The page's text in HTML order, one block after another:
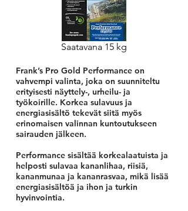
Saatavana 15 kg
Frank’s Pro Gold Performance on
vahvempi valinta, joka on suunniteltu
erityisesti näyttely-, urheilu- ja
työkoirille. Korkea sulavuus ja
energiasisältö tekevät siitä myös
erinomaisen valinnan kuntoutukseen
sairauden jälkeen.
Performance sisältää korkealaatuista ja
helposti sulavaa kananlihaa, riisiä,
kananmunaa ja kananrasvaa, mikä lisää
energiasisältöä ja ihon ja turkin
hyvinvointia.